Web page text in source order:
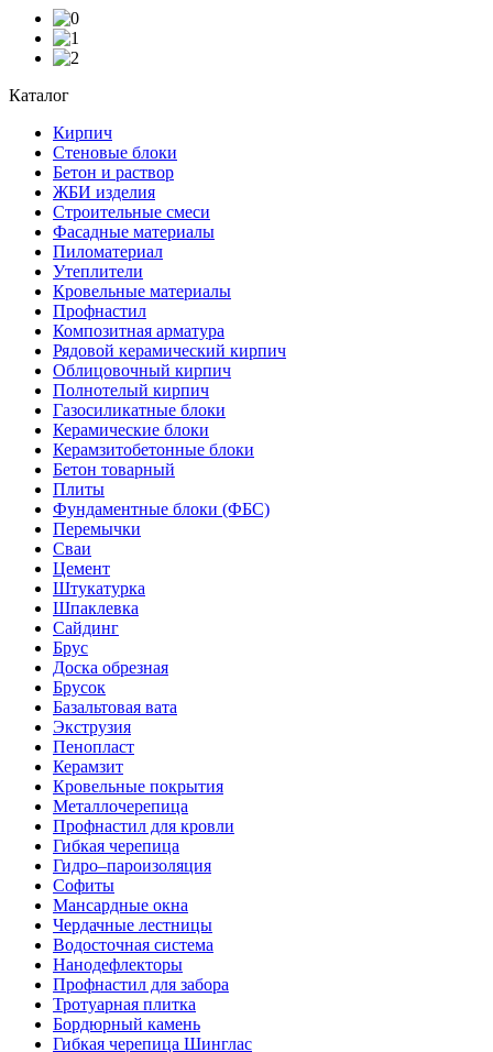
Каталог
Кирпич
Стеновые блоки
Бетон и раствор
ЖБИ изделия
Строительные смеси
Фасадные материалы
Пиломатериал
Утеплители
Кровельные материалы
Профнастил
Композитная арматура
Рядовой керамический кирпич
Облицовочный кирпич
Полнотелый кирпич
Газосиликатные блоки
Керамические блоки
Керамзитобетонные блоки
Бетон товарный
Плиты
Фундаментные блоки (ФБС)
Перемычки
Сваи
Цемент
Штукатурка
Шпаклевка
Сайдинг
Брус
Доска обрезная
Брусок
Базальтовая вата
Экструзия
Пенопласт
Керамзит
Кровельные покрытия
Металлочерепица
Профнастил для кровли
Гибкая черепица
Гидро–пароизоляция
Софиты
Мансардные окна
Чердачные лестницы
Водосточная система
Нанодефлекторы
Профнастил для забора
Тротуарная плитка
Бордюрный камень
Гибкая черепица Шинглас